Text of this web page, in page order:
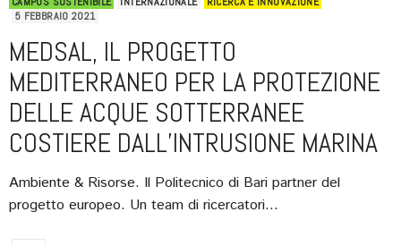
5 FEBBRAIO 2021
MEDSAL, IL PROGETTO
MEDITERRANEO PER LA PROTEZIONE
DELLE ACQUE SOTTERRANEE
COSTIERE DALL’INTRUSIONE MARINA
Ambiente & Risorse. Il Politecnico di Bari partner del
progetto europeo. Un team di ricercatori…